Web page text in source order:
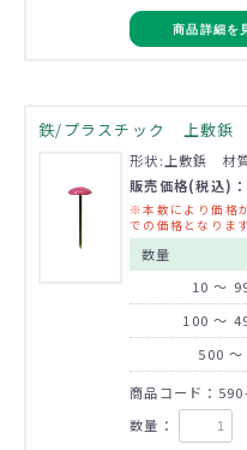
商品詳細を
鉄/プラスチック 上敷鋲
形状:上敷鋲 材
販売価格(税込)
※本数により価格
での価格となります
数量
10 ～
100 ～
500 ～
商品コード：
数量：